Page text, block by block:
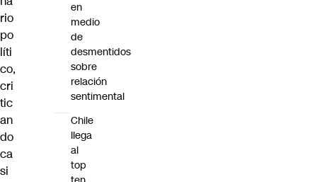
rio
po
líti
co,
cri
tic
an
do
ca
si
en
medio
de
desmentidos
sobre
relación
sentimental
Chile
llega
al
top